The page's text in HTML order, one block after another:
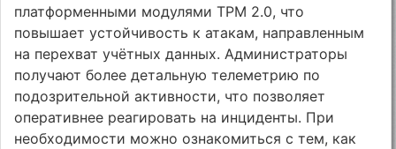
платформенными модулями TPM 2.0, что
повышает устойчивость к атакам, направленным
на перехват учётных данных. Администраторы
получают более детальную телеметрию по
подозрительной активности, что позволяет
оперативнее реагировать на инциденты. При
необходимости можно ознакомиться с тем, как